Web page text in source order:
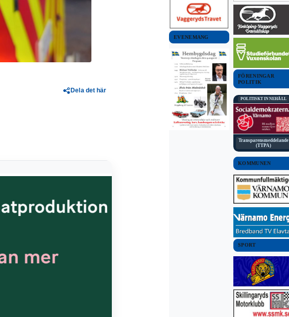
Dela det här
EVENEMANG
FÖRENINGAR
POLITIK
POLITISKT INNEHÅLL
Transparensmeddelande
(TTPA)
KOMMUNEN
SPORT